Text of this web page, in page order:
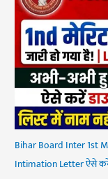
Bihar Board Inter 1st
Intimation Letter ऐसे